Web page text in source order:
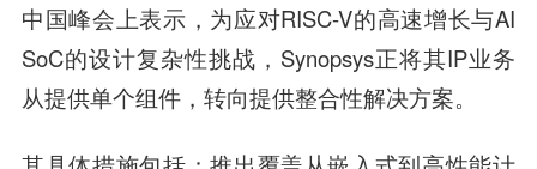
中国峰会上表示，为应对RISC-V的高速增长与AI
SoC的设计复杂性挑战，Synopsys正将其IP业务
从提供单个组件，转向提供整合性解决方案。